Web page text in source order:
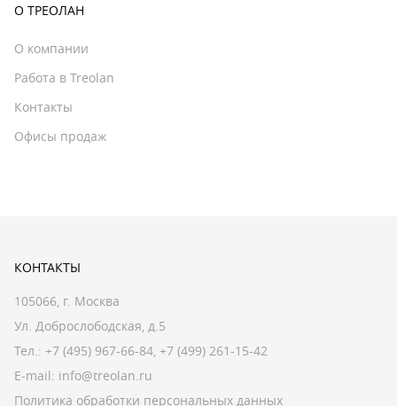
О ТРЕОЛАН
О компании
Работа в Treolan
Контакты
Офисы продаж
КОНТАКТЫ
105066, г. Москва
Ул. Доброслободская, д.5
Тел.: +7 (495) 967-66-84, +7 (499) 261-15-42
E-mail: info@treolan.ru
Политика обработки персональных данных